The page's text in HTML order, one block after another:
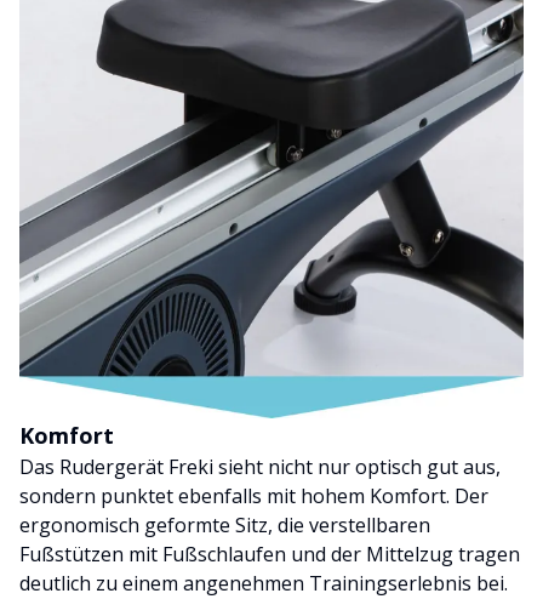
Komfort
Das Rudergerät Freki sieht nicht nur optisch gut aus,
sondern punktet ebenfalls mit hohem Komfort. Der
ergonomisch geformte Sitz, die verstellbaren
Fußstützen mit Fußschlaufen und der Mittelzug tragen
deutlich zu einem angenehmen Trainingserlebnis bei.